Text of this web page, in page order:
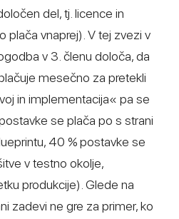
del, tj. licence in
plača vnaprej). V tej zvezi v
v 3. členu določa, da
mesečno za pretekli
in implementacija« pa se
se plača po s strani
40 % postavke se
v testno okolje,
produkcije). Glede na
zadevi ne gre za primer, ko